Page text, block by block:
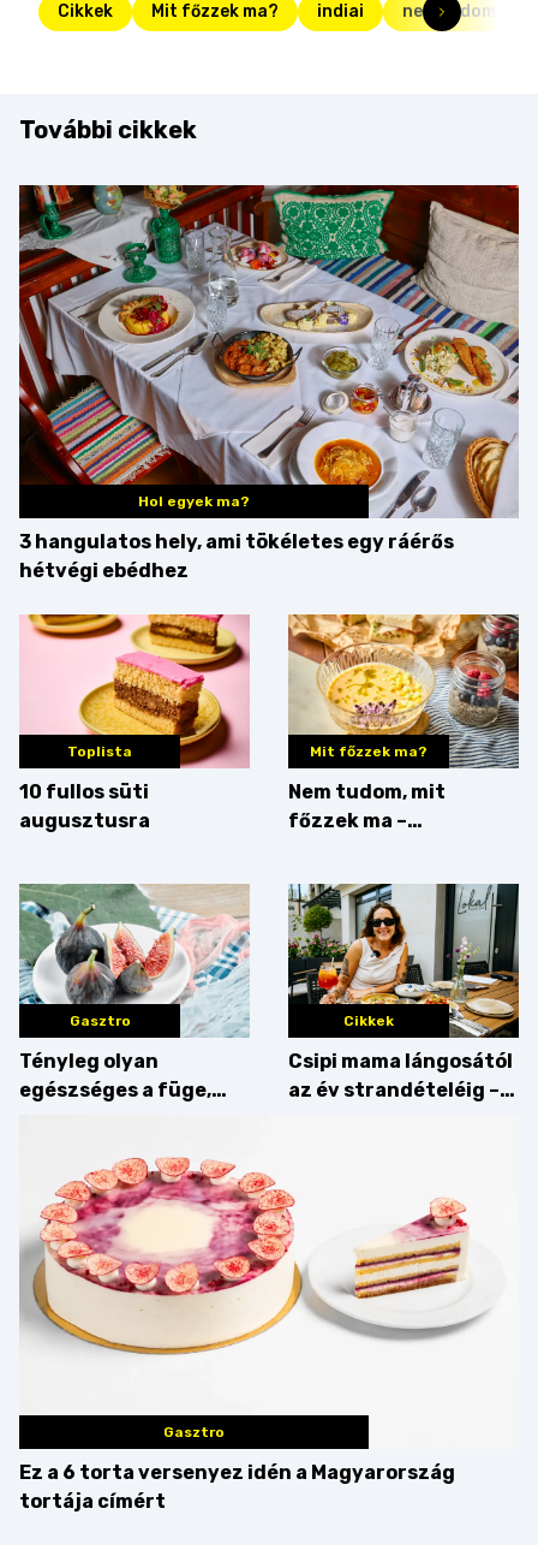
Cikkek Mit főzzek ma? indiai nem tudom mit
További cikkek
Hol egyek ma?
3 hangulatos hely, ami tökéletes egy ráérős
hétvégi ebédhez
Toplista
10 fullos süti
augusztusra
Mit főzzek ma?
Nem tudom, mit
főzzek ma –
Gasztro
Tényleg olyan
egészséges a füge,
Cikkek
Csipi mama lángosától
az év strandételéig –
Gasztro
Ez a 6 torta versenyez idén a Magyarország
tortája címért